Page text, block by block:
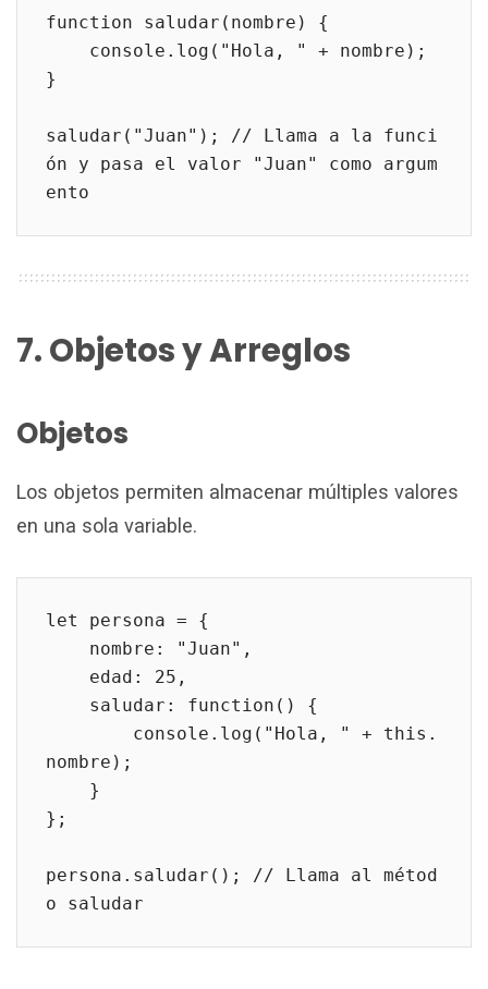
function saludar(nombre) {
    console.log("Hola, " + nombre);
}
saludar("Juan"); // Llama a la funci
ón y pasa el valor "Juan" como argum
ento
7. Objetos y Arreglos
Objetos
Los objetos permiten almacenar múltiples valores
en una sola variable.
let persona = {
    nombre: "Juan",
    edad: 25,
    saludar: function() {
nombre);
    }
};
persona.saludar(); // Llama al métod
o saludar